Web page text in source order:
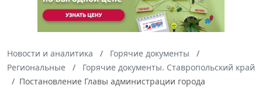
Новости и аналитика
Горячие документы
Региональные
Горячие документы. Ставропольский край
Постановление Главы администрации города